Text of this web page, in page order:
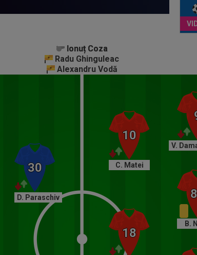
Ionuț Coza
Ionuț Coza
Radu Ghinguleac
Alexandru Vodă
D. Paraschiv
V.
B.
C. Matei